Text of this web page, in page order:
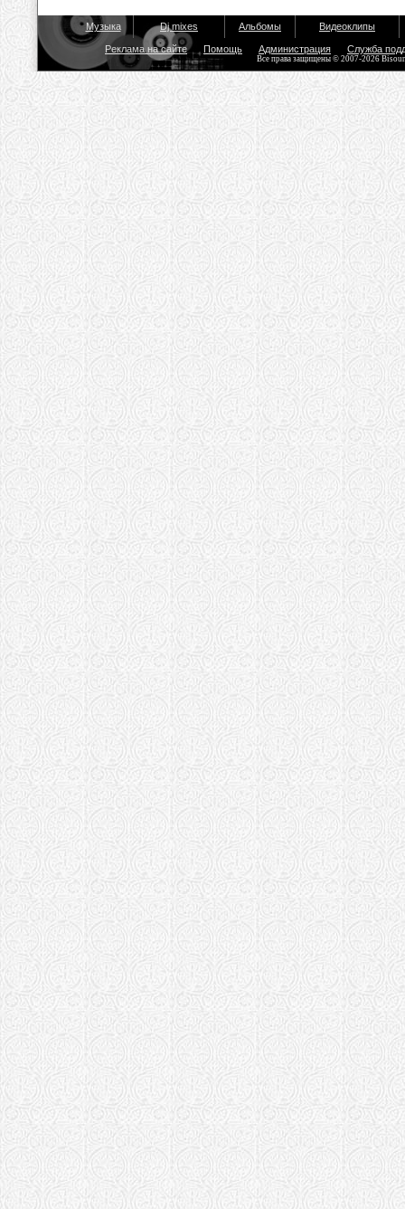
Музыка Dj mixes Альбомы Видеоклипы
Реклама на сайте Помощь Администрация Служба
Все права защищены © 2007-2026